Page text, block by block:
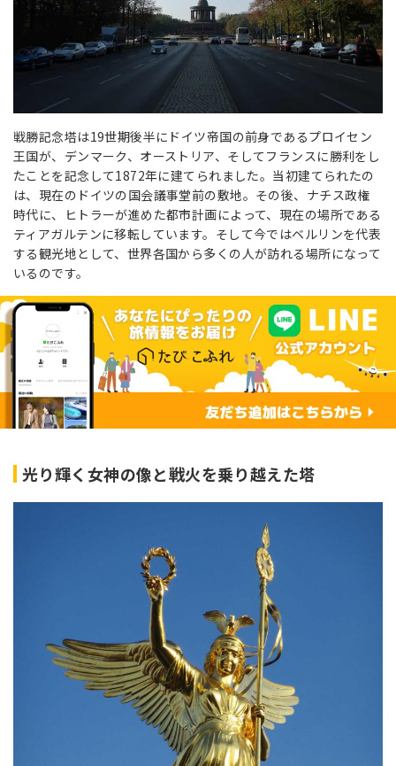
戦勝記念塔は19世期後半にドイツ帝国の前身であるプロイセン
王国が、デンマーク、オーストリア、そしてフランスに勝利をし
たことを記念して1872年に建てられました。当初建てられたの
は、現在のドイツの国会議事堂前の敷地。その後、ナチス政権
時代に、ヒトラーが進めた都市計画によって、現在の場所である
ティアガルテンに移転しています。そして今ではベルリンを代表
する観光地として、世界各国から多くの人が訪れる場所になって
いるのです。
光り輝く女神の像と戦火を乗り越えた塔